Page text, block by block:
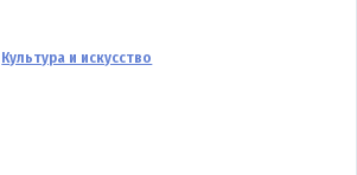
Культура и искусство